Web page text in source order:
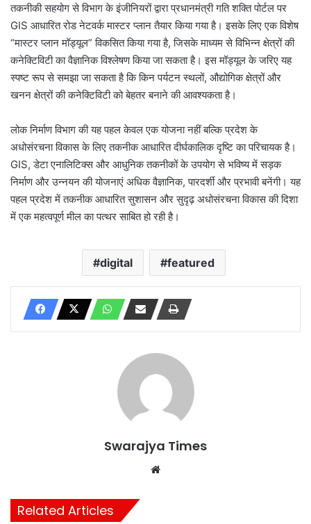
तकनीकी सहयोग से विभाग के इंजीनियरों द्वारा प्रधानमंत्री गति शक्ति पोर्टल पर
GIS आधारित रोड नेटवर्क मास्टर प्लान तैयार किया गया है। इसके लिए एक विशेष
“मास्टर प्लान मॉड्यूल” विकसित किया गया है, जिसके माध्यम से विभिन्न क्षेत्रों की
कनेक्टिविटी का वैज्ञानिक विश्लेषण किया जा सकता है। इस मॉड्यूल के जरिए यह
स्पष्ट रूप से समझा जा सकता है कि किन पर्यटन स्थलों, औद्योगिक क्षेत्रों और
खनन क्षेत्रों की कनेक्टिविटी को बेहतर बनाने की आवश्यकता है।
लोक निर्माण विभाग की यह पहल केवल एक योजना नहीं बल्कि प्रदेश के
अधोसंरचना विकास के लिए तकनीक आधारित दीर्घकालिक दृष्टि का परिचायक है।
GIS, डेटा एनालिटिक्स और आधुनिक तकनीकों के उपयोग से भविष्य में सड़क
निर्माण और उन्नयन की योजनाएं अधिक वैज्ञानिक, पारदर्शी और प्रभावी बनेंगी। यह
पहल प्रदेश में तकनीक आधारित सुशासन और सुदृढ़ अधोसंरचना विकास की दिशा
में एक महत्वपूर्ण मील का पत्थर साबित हो रही है।
digital featured
Swarajya Times
Related Articles